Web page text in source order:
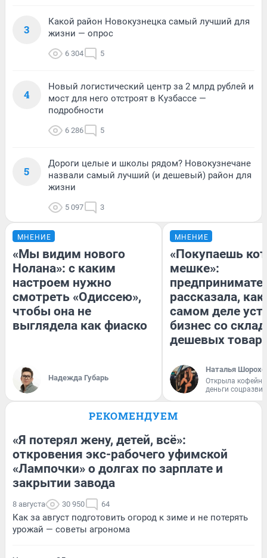
3
Какой район Новокузнецка самый лучший для
жизни — опрос
6 304 5
4
Новый логистический центр за 2 млрд рублей и
мост для него отстроят в Кузбассе —
подробности
6 286 5
5
Дороги целые и школы рядом? Новокузнечане
назвали самый лучший (и дешевый) район для
жизни
5 097 3
МНЕНИЕ
«Мы видим нового
Нолана»: с каким
настроем нужно
смотреть «Одиссею»,
чтобы она не
выглядела как фиаско
Надежда Губарь
МНЕНИЕ
«Покупаешь
мешке»:
рассказала, как
самом деле
бизнес со
дешевых
Наталья
Открыла
деньги
РЕКОМЕНДУЕМ
«Я потерял жену, детей, всё»:
откровения экс-рабочего уфимской
«Лампочки» о долгах по зарплате и
закрытии завода
8 августа 30 950 64
Как за август подготовить огород к зиме и не потерять
урожай — советы агронома